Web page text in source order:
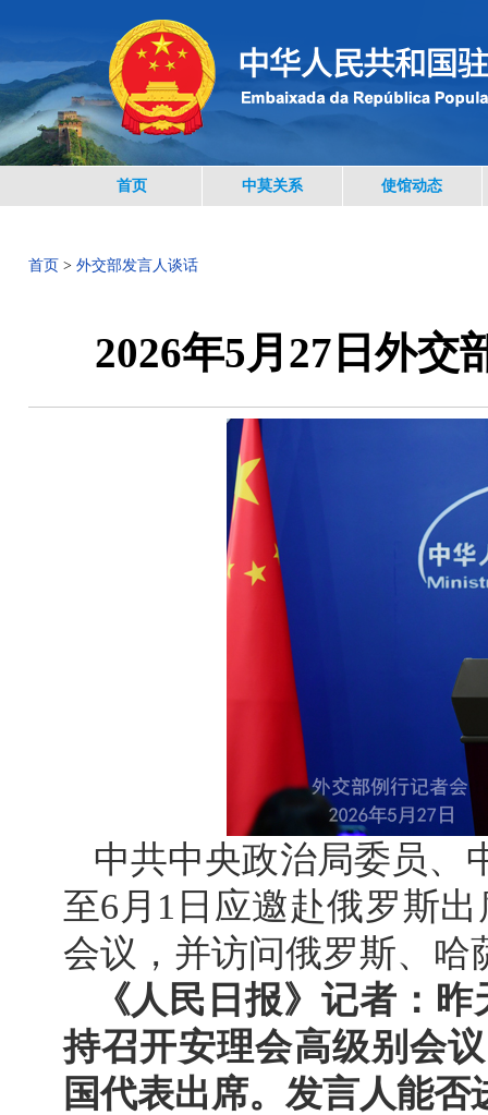
首页 中莫关系 使馆动态
首页 > 外交部发言人谈话
2026年5月27日外交
中共中央政治局委员、
至6月1日应邀赴俄罗斯
会议，并访问俄罗斯、哈
《人民日报》记者：
持召开安理会高级别会
国代表出席。发言人能否